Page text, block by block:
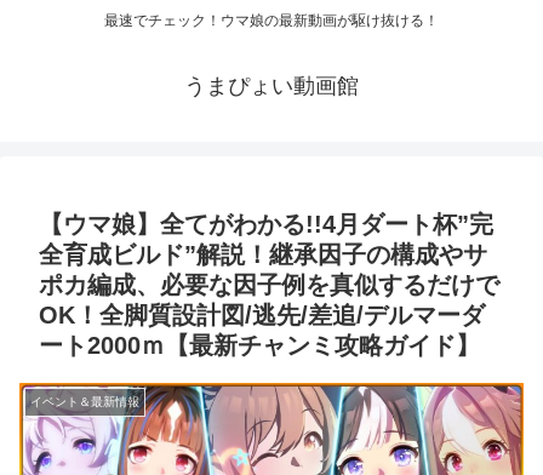
最速でチェック！ウマ娘の最新動画が駆け抜ける！
うまぴょい動画館
【ウマ娘】全てがわかる!!4月ダート杯”完
全育成ビルド”解説！継承因子の構成やサ
ポカ編成、必要な因子例を真似するだけで
OK！全脚質設計図/逃先/差追/デルマーダ
ート2000ｍ【最新チャンミ攻略ガイド】
イベント＆最新情報